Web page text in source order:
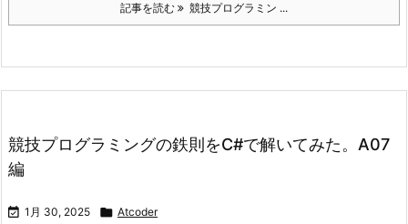
記事を読む 競技プログラミン ...
競技プログラミングの鉄則をC#で解いてみた。A07
編
 1月 30, 2025  Atcoder